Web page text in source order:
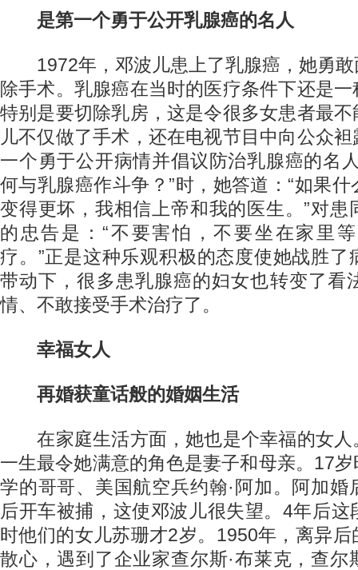
是第一个勇于公开乳腺癌的名人
1972年，邓波儿患上了乳腺癌，她勇敢
除手术。乳腺癌在当时的医疗条件下还是
特别是要切除乳房，这是令很多女患者最
儿不仅做了手术，还在电视节目中向公众
一个勇于公开病情并倡议防治乳腺癌的名
何与乳腺癌作斗争？”时，她答道：“如果
变得更坏，我相信上帝和我的医生。”对患
的忠告是：“不要害怕，不要坐在家里
疗。”正是这种乐观积极的态度使她战胜了
带动下，很多患乳腺癌的妇女也转变了看
情、不敢接受手术治疗了。
幸福女人
再婚获童话般的婚姻生活
在家庭生活方面，她也是个幸福的女人
一生最令她满意的角色是妻子和母亲。17
学的哥哥、美国航空兵约翰·阿加。阿加婚
后开车被捕，这使邓波儿很失望。4年后
时他们的女儿苏珊才2岁。1950年，离异
散心，遇到了企业家查尔斯·布莱克，查尔